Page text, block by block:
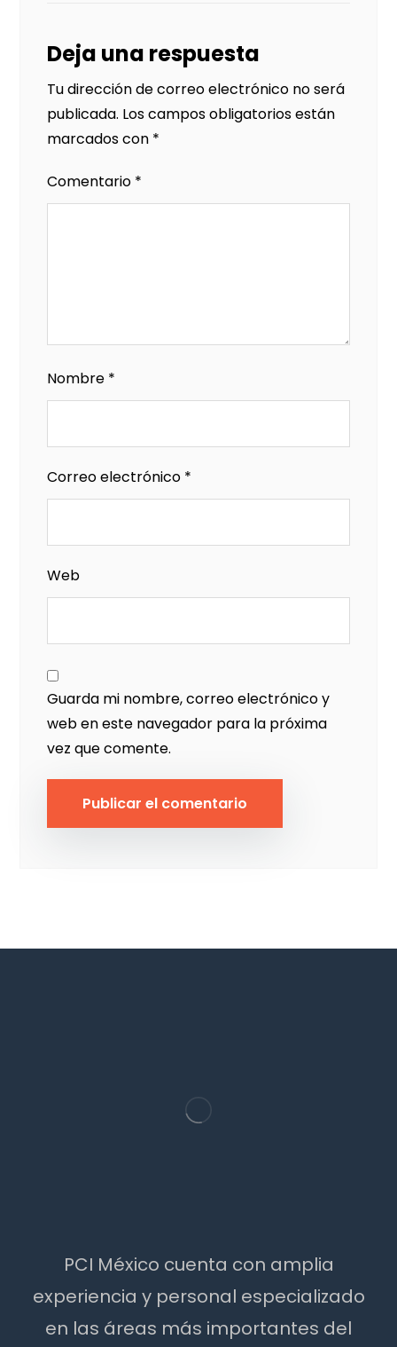
Deja una respuesta
Tu dirección de correo electrónico no será
publicada. Los campos obligatorios están
marcados con *
Comentario *
Nombre *
Correo electrónico *
Web
Guarda mi nombre, correo electrónico y
web en este navegador para la próxima
vez que comente.
PCI México cuenta con amplia
experiencia y personal especializado
en las áreas más importantes del